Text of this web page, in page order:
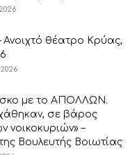
Ανοιχτό θέατρο Κρύας,
με το ΑΠΟΛΛΩΝ.
σε βάρος
νοικοκυριών» –
Βουλευτής Βοιωτίας